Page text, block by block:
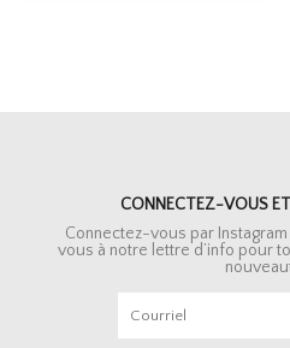
CONNECTEZ-VOUS
Connectez-vous par
vous à notre lettre d’info pour